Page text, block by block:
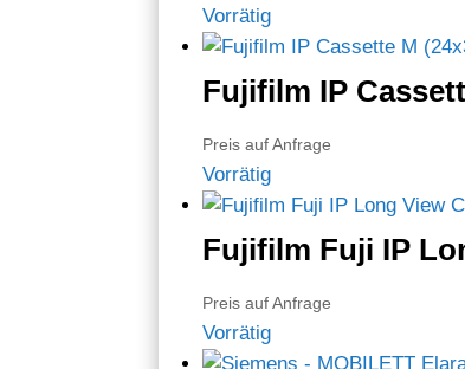
Vorrätig
Fujifilm IP
Preis auf Anfrage
Vorrätig
Fujifilm Fuji IP
Preis auf Anfrage
Vorrätig